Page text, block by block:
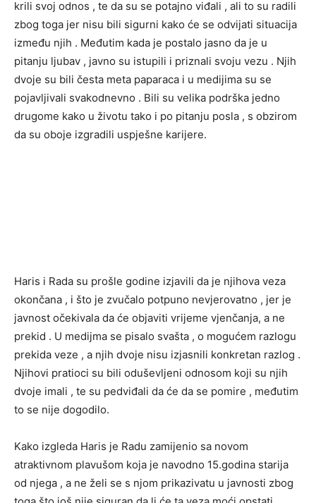
krili svoj odnos , te da su se potajno viđali , ali to su radili
zbog toga jer nisu bili sigurni kako će se odvijati situacija
između njih . Međutim kada je postalo jasno da je u
pitanju ljubav , javno su istupili i priznali svoju vezu . Njih
dvoje su bili česta meta paparaca i u medijima su se
pojavljivali svakodnevno . Bili su velika podrška jedno
drugome kako u životu tako i po pitanju posla , s obzirom
da su oboje izgradili uspješne karijere.
Haris i Rada su prošle godine izjavili da je njihova veza
okončana , i što je zvučalo potpuno nevjerovatno , jer je
javnost očekivala da će objaviti vrijeme vjenčanja, a ne
prekid . U medijma se pisalo svašta , o mogućem razlogu
prekida veze , a njih dvoje nisu izjasnili konkretan razlog .
Njihovi pratioci su bili oduševljeni odnosom koji su njih
dvoje imali , te su pedviđali da će da se pomire , međutim
to se nije dogodilo.
Kako izgleda Haris je Radu zamijenio sa novom
atraktivnom plavušom koja je navodno 15.godina starija
od njega , a ne želi se s njom prikazivatu u javnosti zbog